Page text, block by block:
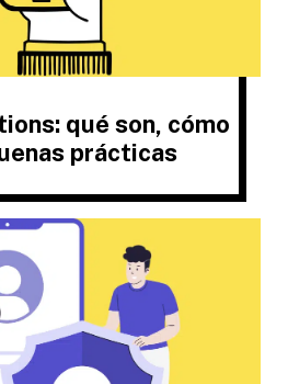
qué son, cómo
prácticas